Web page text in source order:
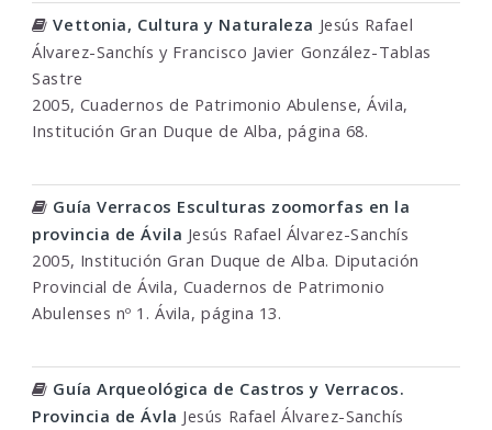
Vettonia, Cultura y Naturaleza Jesús Rafael
Álvarez-Sanchís y Francisco Javier González-Tablas
Sastre
2005, Cuadernos de Patrimonio Abulense, Ávila,
Institución Gran Duque de Alba, página 68.
Guía Verracos Esculturas zoomorfas en la
provincia de Ávila Jesús Rafael Álvarez-Sanchís
2005, Institución Gran Duque de Alba. Diputación
Provincial de Ávila, Cuadernos de Patrimonio
Abulenses nº 1. Ávila, página 13.
Guía Arqueológica de Castros y Verracos.
Provincia de Ávla Jesús Rafael Álvarez-Sanchís